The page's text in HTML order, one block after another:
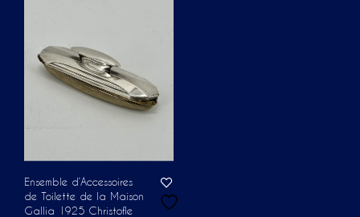
Ensemble d’Accessoires
de Toilette de la Maison
Gallia 1925 Christofle